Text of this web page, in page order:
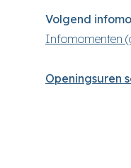
Volgend
Infomomenten
Openingsuren